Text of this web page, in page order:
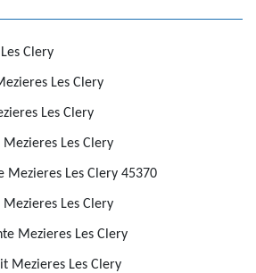
Clery
Les Clery
Les Clery
Les Clery
Mezieres Les Clery 45370
Les Clery
Mezieres Les Clery
Mezieres Les Clery